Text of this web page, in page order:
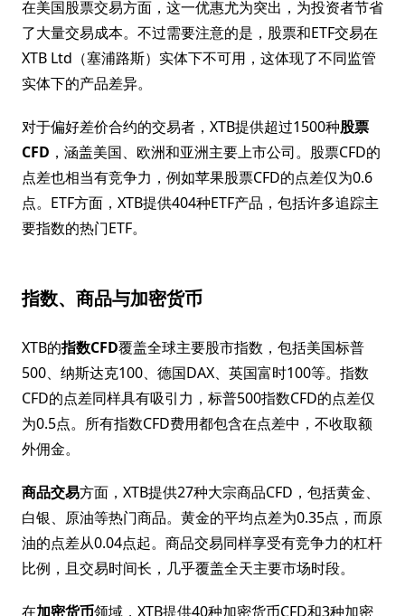
在美国股票交易方面，这一优惠尤为突出，为投资者节省
了大量交易成本。不过需要注意的是，股票和ETF交易在
XTB Ltd（塞浦路斯）实体下不可用，这体现了不同监管
实体下的产品差异。
对于偏好差价合约的交易者，XTB提供超过1500种股票
CFD ，涵盖美国、欧洲和亚洲主要上市公司。股票CFD的
点差也相当有竞争力，例如苹果股票CFD的点差仅为0.6
点。ETF方面，XTB提供404种ETF产品，包括许多追踪主
要指数的热门ETF。
指数、商品与加密货币
XTB的指数CFD覆盖全球主要股市指数，包括美国标普
500、纳斯达克100、德国DAX、英国富时100等。指数
CFD的点差同样具有吸引力，标普500指数CFD的点差仅
为0.5点。所有指数CFD费用都包含在点差中，不收取额
外佣金。
商品交易方面，XTB提供27种大宗商品CFD，包括黄金、
白银、原油等热门商品。黄金的平均点差为0.35点，而原
油的点差从0.04点起。商品交易同样享受有竞争力的杠杆
比例，且交易时间长，几乎覆盖全天主要市场时段。
在加密货币领域，XTB提供40种加密货币CFD和3种加密